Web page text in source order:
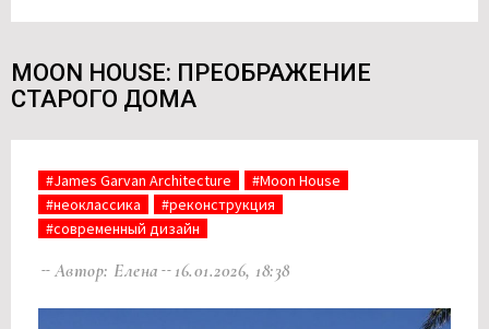
MOON HOUSE: ПРЕОБРАЖЕНИЕ
СТАРОГО ДОМА
#James Garvan Architecture
#Moon House
#неоклассика
#реконструкция
#современный дизайн
Автор: Елена 16.01.2026, 18:38